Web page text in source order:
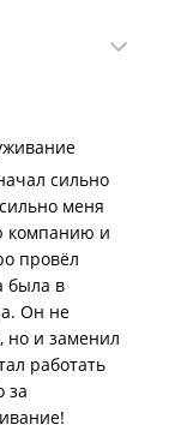
сильно
меня
компанию и
провёл
была в
Он не
но и заменил
работать
за